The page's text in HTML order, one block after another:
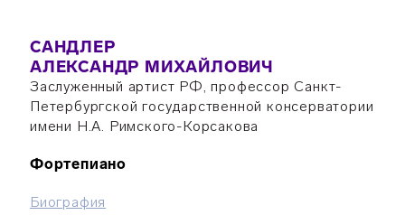
САНДЛЕР
АЛЕКСАНДР МИХАЙЛОВИЧ
Заслуженный артист РФ, профессор Санкт-
Петербургской государственной консерватории
имени Н.А. Римского-Корсакова
Фортепиано
Биография